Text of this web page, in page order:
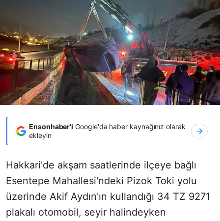
Ensonhaber'i Google'da haber kaynağınız olarak
ekleyin
Hakkari'de akşam saatlerinde ilçeye bağlı
Esentepe Mahallesi'ndeki Pizok Toki yolu
üzerinde Akif Aydın'ın kullandığı 34 TZ 9271
plakalı otomobil, seyir halindeyken